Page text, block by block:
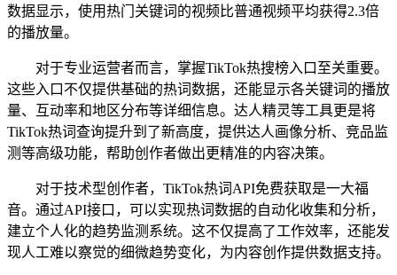
数据显示，使用热门关键词的视频比普通视频平均获得2.3倍
的播放量。
对于专业运营者而言，掌握TikTok热搜榜入口至关重要。
这些入口不仅提供基础的热词数据，还能显示各关键词的播放
量、互动率和地区分布等详细信息。达人精灵等工具更是将
TikTok热词查询提升到了新高度，提供达人画像分析、竞品监
测等高级功能，帮助创作者做出更精准的内容决策。
对于技术型创作者，TikTok热词API免费获取是一大福
音。通过API接口，可以实现热词数据的自动化收集和分析，
建立个人化的趋势监测系统。这不仅提高了工作效率，还能发
现人工难以察觉的细微趋势变化，为内容创作提供数据支持。